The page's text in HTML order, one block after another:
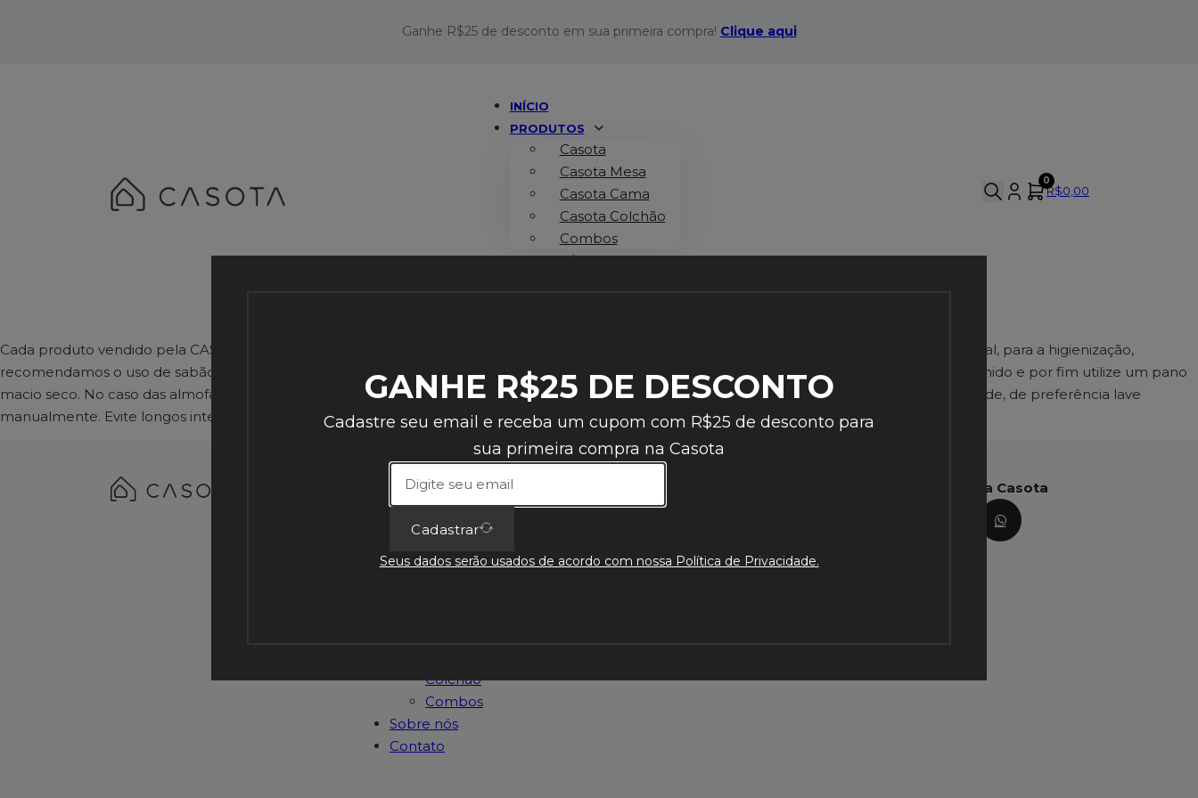
Ganhe R$25 de desconto em sua primeira compra! Clique aqui
INÍCIO
PRODUTOS
Casota
Casota Mesa
Casota Cama
Casota Colchão
Combos
0
R$0,00
Cada produto vendido pela CASOTA possui instruções específicas de lavagem, que podem ser encontradas na própria página do produto. No geral, para a higienização,
recomendamos o uso de sabão neutro e uma esponja ou pano macio. Faça movimentos suaves, na sequência retire o sabão com pano macio úmido e por fim utilize um pano
macio seco. No caso das almofadas, todas foram produzidas com capa removível e lavável, sempre com sabão neutro e, para ter maior durabilidade, de preferência lave
manualmente. Evite longos intervalos entre as lavagens, pois o excessivo acúmulo de sujeira dificulta o procedimento.
Início
Produtos
Casota
Colchão
Combos
Sobre nós
Contato
Receba nossas novidades
Cadastrar
Acompanhe a Casota
GANHE R$25 DE DESCONTO
Cadastre seu email e receba um cupom com R$25 de desconto para
sua primeira compra na Casota
Cadastrar
Seus dados serão usados de acordo com nossa Política de Privacidade.